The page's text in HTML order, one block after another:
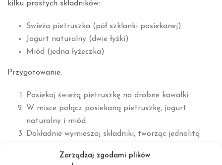
Zarządzaj zgodami plików
kilku prostych składników:
Świeża pietruszka (pół szklanki posiekanej)
Jogurt naturalny (dwie łyżki)
Miód (jedna łyżeczka)
Przygotowanie:
Posiekaj świeżą pietruszkę na drobne kawałki.
W misce połącz posiekaną pietruszkę, jogurt
naturalny i miód.
Dokładnie wymieszaj składniki, tworząc jednolitą